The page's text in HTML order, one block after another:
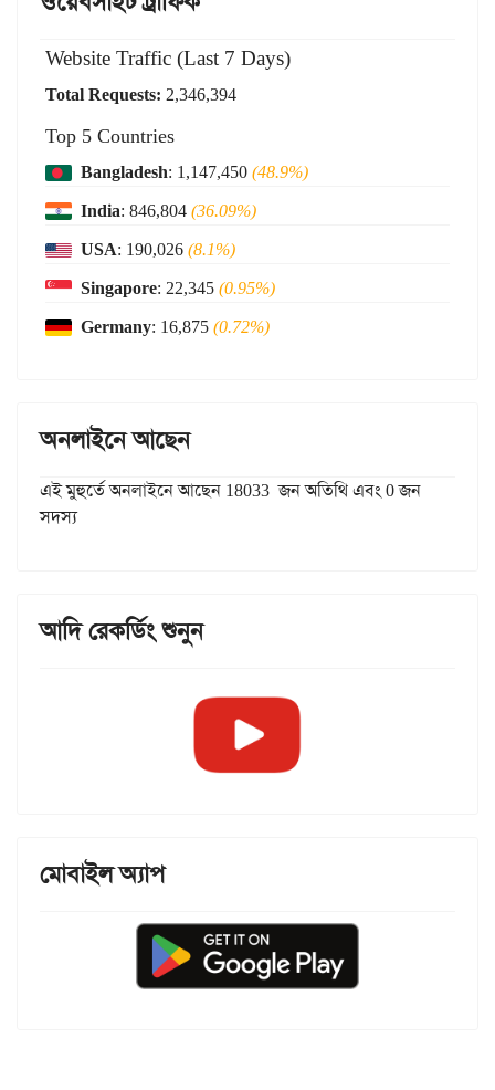
Website Traffic (Last 7 Days)
Total Requests: 2,346,394
Top 5 Countries
Bangladesh: 1,147,450(48.9%)
India: 846,804(36.09%)
USA: 190,026(8.1%)
Singapore: 22,345(0.95%)
Germany: 16,875(0.72%)
অনলাইনে আছেন
এই মুহুর্তে অনলাইনে আছেন 18033 জন অতিথি এবং 0 জন
সদস্য
আদি রেকর্ডিং শুনুন
মোবাইল অ্যাপ